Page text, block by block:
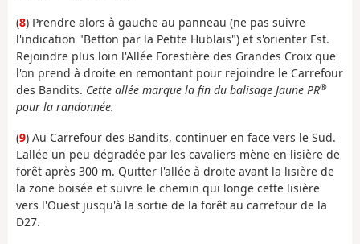
(8) Prendre alors à gauche au panneau (ne pas suivre
l'indication "Betton par la Petite Hublais") et s'orienter Est.
Rejoindre plus loin l'Allée Forestière des Grandes Croix que
l'on prend à droite en remontant pour rejoindre le Carrefour
des Bandits. Cette allée marque la fin du balisage Jaune PR®
pour la randonnée.
(9) Au Carrefour des Bandits, continuer en face vers le Sud.
L'allée un peu dégradée par les cavaliers mène en lisière de
forêt après 300 m. Quitter l'allée à droite avant la lisière de
la zone boisée et suivre le chemin qui longe cette lisière
vers l'Ouest jusqu'à la sortie de la forêt au carrefour de la
D27.